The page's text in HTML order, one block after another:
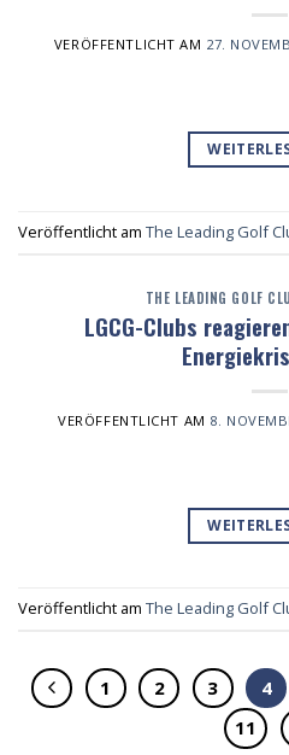
VERÖFFENTLICHT AM 27.
Veröffentlicht am The Leading Golf
THE LEADING GOLF
LGCG-Clubs
VERÖFFENTLICHT AM 8.
Veröffentlicht am The Leading Golf
1 2 3 4
11